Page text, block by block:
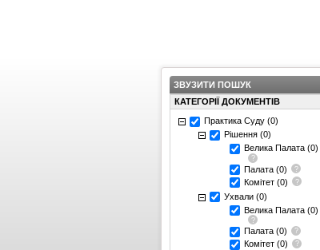
ЗВУЗИТИ ПОШУК
КАТЕГОРІЇ ДОКУМЕНТІВ
Практика Суду (0)
Рішення (0)
Велика Палата (0)
Палата (0)
Комітет (0)
Ухвали (0)
Велика Палата (0)
Палата (0)
Комітет (0)